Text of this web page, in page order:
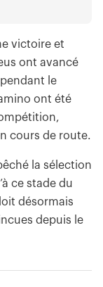
victoire et
ont avancé
le
ont été
cours de route.
la sélection
ce stade du
désormais
depuis le